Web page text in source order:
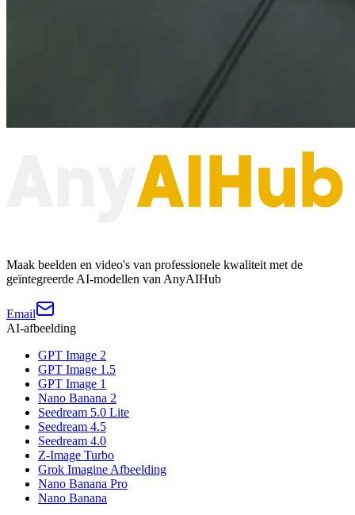
Maak beelden en video's van professionele kwaliteit met de
geïntegreerde AI-modellen van AnyAIHub
Email
AI-afbeelding
GPT Image 2
GPT Image 1.5
GPT Image 1
Nano Banana 2
Seedream 5.0 Lite
Seedream 4.5
Seedream 4.0
Z-Image Turbo
Grok Imagine Afbeelding
Nano Banana Pro
Nano Banana